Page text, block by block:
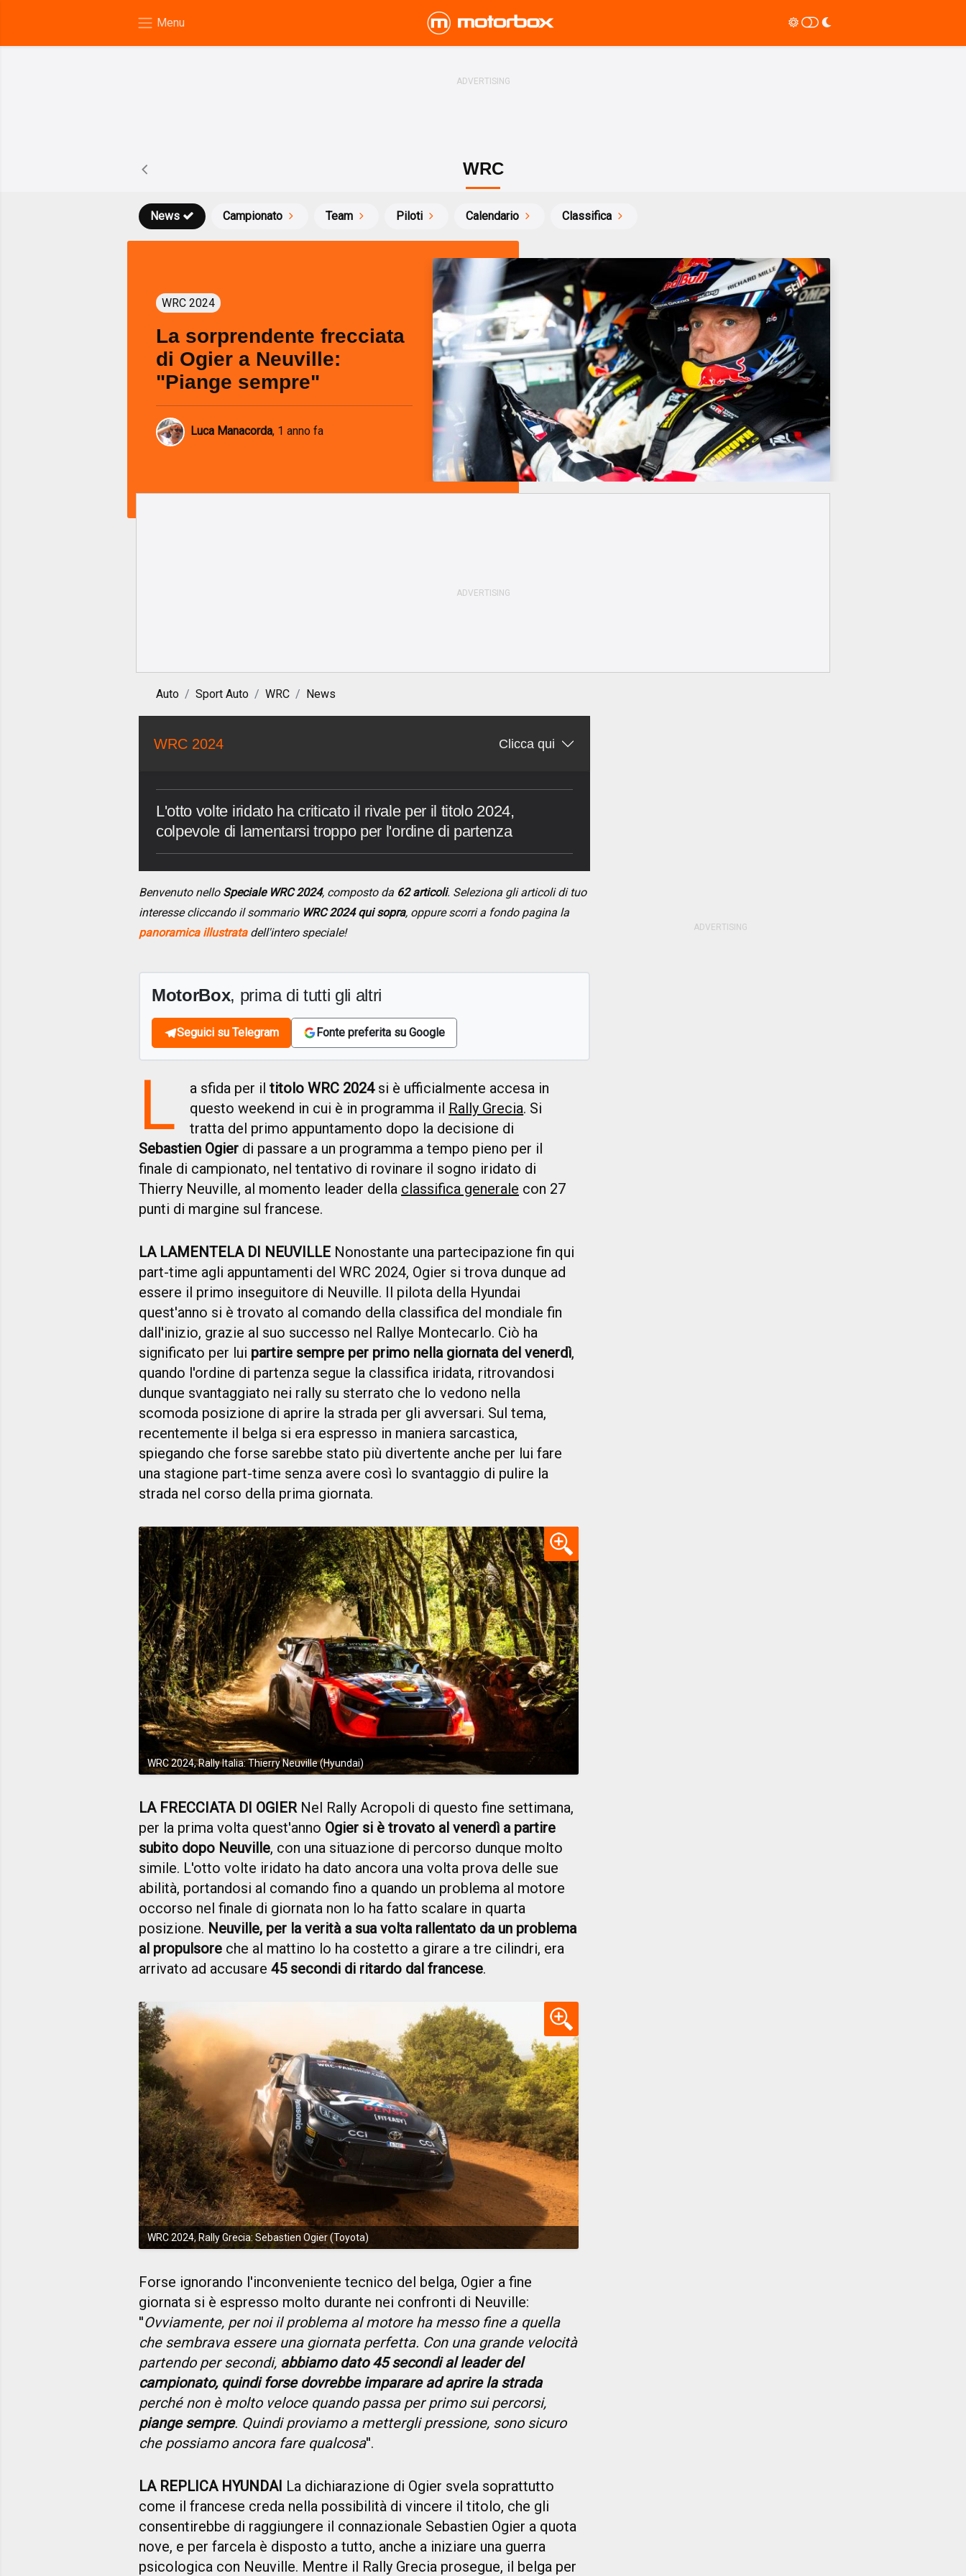
WRC
News Campionato Team Piloti Calendario Classifica
WRC 2024
La sorprendente frecciata
di Ogier a Neuville:
"Piange sempre"
Luca Manacorda, 1 anno fa
Auto Sport Auto WRC News
WRC 2024 Clicca qui
L'otto volte iridato ha criticato il rivale per il titolo 2024,
colpevole di lamentarsi troppo per l'ordine di partenza
Benvenuto nello Speciale WRC 2024, composto da 62 articoli. Seleziona gli articoli di tuo
interesse cliccando il sommario WRC 2024 qui sopra, oppure scorri a fondo pagina la
panoramica illustratadell'intero speciale!
MotorBox, prima di tutti gli altri
Seguici su Telegram Fonte preferita su Google
L a sfida per iltitolo WRC 2024si è ufficialmente accesa in
questo weekend in cui è in programma il Rally Grecia. Si
tratta del primo appuntamento dopo la decisione di
Sebastien Ogier di passare a un programma a tempo pieno per il
finale di campionato, nel tentativo di rovinare il sogno iridato di
Thierry Neuville, al momento leader della classifica generale con 27
punti di margine sul francese.
LA LAMENTELA DI NEUVILLE Nonostante una partecipazione fin qui
part-time agli appuntamenti del WRC 2024, Ogier si trova dunque ad
essere il primo inseguitore di Neuville. Il pilota della Hyundai
quest'anno si è trovato al comando della classifica del mondiale fin
dall'inizio, grazie al suo successo nel Rallye Montecarlo. Ciò ha
significato per lui partire sempre per primo nella giornata del venerdì,
quando l'ordine di partenza segue la classifica iridata, ritrovandosi
dunque svantaggiato nei rally su sterrato che lo vedono nella
scomoda posizione di aprire la strada per gli avversari. Sul tema,
recentemente il belga si era espresso in maniera sarcastica,
spiegando che forse sarebbe stato più divertente anche per lui fare
una stagione part-time senza avere così lo svantaggio di pulire la
strada nel corso della prima giornata.
WRC 2024, Rally Italia: Thierry Neuville (Hyundai)
LA FRECCIATA DI OGIER Nel Rally Acropoli di questo fine settimana,
per la prima volta quest'anno Ogier si è trovato al venerdì a partire
subito dopo Neuville, con una situazione di percorso dunque molto
simile. L'otto volte iridato ha dato ancora una volta prova delle sue
abilità, portandosi al comando fino a quando un problema al motore
occorso nel finale di giornata non lo ha fatto scalare in quarta
posizione. Neuville, per la verità a sua volta rallentato da un problema
al propulsore che al mattino lo ha costetto a girare a tre cilindri, era
arrivato ad accusare 45 secondi di ritardo dal francese.
WRC 2024, Rally Grecia: Sebastien Ogier (Toyota)
Forse ignorando l'inconveniente tecnico del belga, Ogier a fine
giornata si è espresso molto durante nei confronti di Neuville:
''Ovviamente, per noi il problema al motore ha messo fine a quella
che sembrava essere una giornata perfetta. Con una grande velocità
partendo per secondi, abbiamo dato 45 secondi al leader del
campionato, quindi forse dovrebbe imparare ad aprire la strada
perché non è molto veloce quando passa per primo sui percorsi,
piange sempre. Quindi proviamo a mettergli pressione, sono sicuro
che possiamo ancora fare qualcosa''.
LA REPLICA HYUNDAI La dichiarazione di Ogier svela soprattutto
come il francese creda nella possibilità di vincere il titolo, che gli
consentirebbe di raggiungere il connazionale Sebastien Ogier a quota
nove, e per farcela è disposto a tutto, anche a iniziare una guerra
psicologica con Neuville. Mentre il Rally Grecia prosegue, il belga per